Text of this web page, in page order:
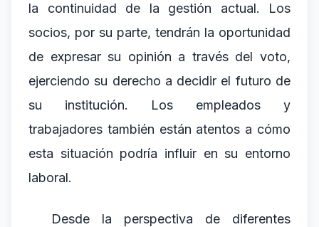
la continuidad de la gestión actual. Los
socios, por su parte, tendrán la oportunidad
de expresar su opinión a través del voto,
ejerciendo su derecho a decidir el futuro de
su institución. Los empleados y
trabajadores también están atentos a cómo
esta situación podría influir en su entorno
laboral.
Desde la perspectiva de diferentes